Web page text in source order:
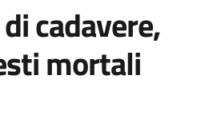
cadavere,
mortali